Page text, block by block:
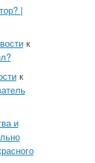
|
к
к
и